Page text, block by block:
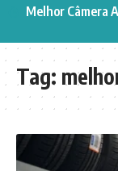
Tag: